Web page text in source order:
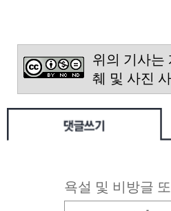
위의 기사는
췌 및 사진